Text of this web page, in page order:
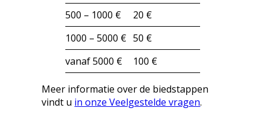
500 – 1000 €
20 €
1000 – 5000 € 50 €
vanaf 5000 €
100 €
Meer informatie over de biedstappen
vindt u in onze Veelgestelde vragen.